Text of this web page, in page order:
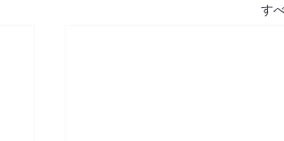
す